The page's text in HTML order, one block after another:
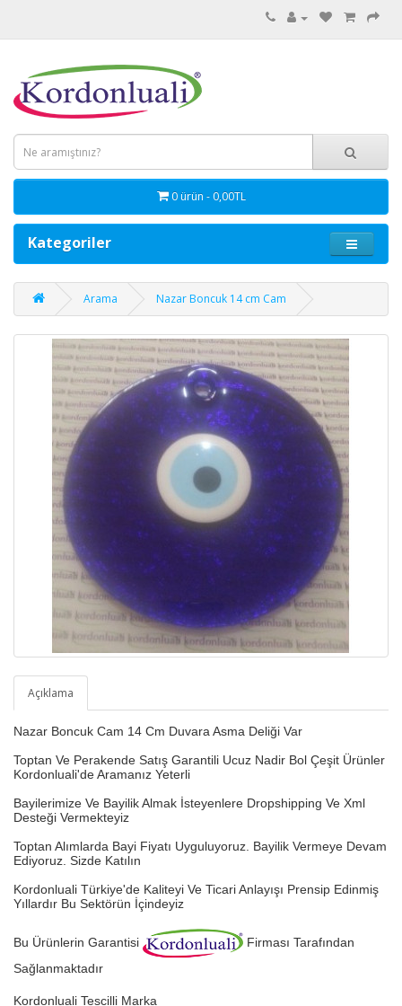
0 ürün - 0,00TL
Kategoriler
Arama Nazar Boncuk 14 cm Cam
Açıklama
Nazar Boncuk Cam 14 Cm Duvara Asma Deliği Var
Toptan Ve Perakende Satış Garantili Ucuz Nadir Bol Çeşit Ürünler
Kordonluali'de Aramanız Yeterli
Bayilerimize Ve Bayilik Almak İsteyenlere Dropshipping Ve Xml
Desteği Vermekteyiz
Toptan Alımlarda Bayi Fiyatı Uyguluyoruz. Bayilik Vermeye Devam
Ediyoruz. Sizde Katılın
Kordonluali Türkiye'de Kaliteyi Ve Ticari Anlayışı Prensip Edinmiş
Yıllardır Bu Sektörün İçindeyiz
Bu Ürünlerin Garantisi
Firması Tarafından
Sağlanmaktadır
Kordonluali Tescilli Marka